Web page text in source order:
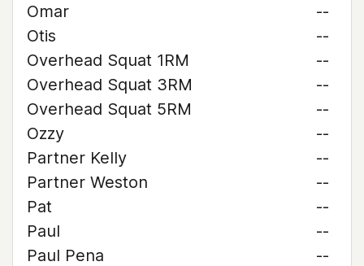
Omar
--
Otis
--
Overhead Squat 1RM
--
Overhead Squat 3RM
--
Overhead Squat 5RM
--
Ozzy
--
Partner Kelly
--
Partner Weston
--
Pat
--
Paul
--
Paul Pena
--